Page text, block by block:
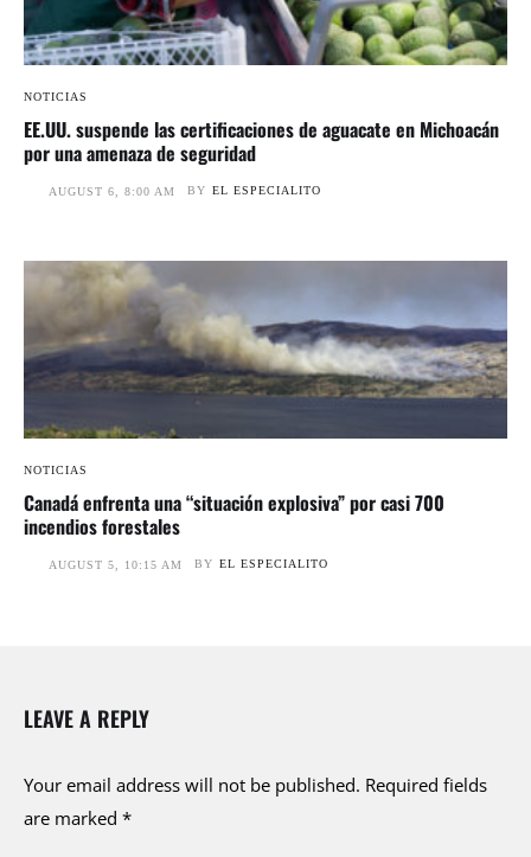
NOTICIAS
EE.UU. suspende las certificaciones de aguacate en Michoacán
por una amenaza de seguridad
AUGUST 6, 8:00 AM BY EL ESPECIALITO
NOTICIAS
Canadá enfrenta una “situación explosiva” por casi 700
incendios forestales
AUGUST 5, 10:15 AM BY EL ESPECIALITO
LEAVE A REPLY
Your email address will not be published. Required fields
are marked *